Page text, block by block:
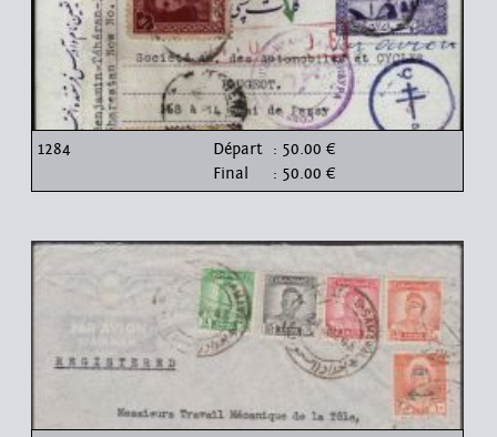
1284 Départ : 50.00 €
Final
: 50.00 €